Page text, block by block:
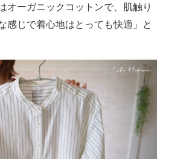
オーガニックコットンで、肌触り
感じで着心地はとっても快適」と